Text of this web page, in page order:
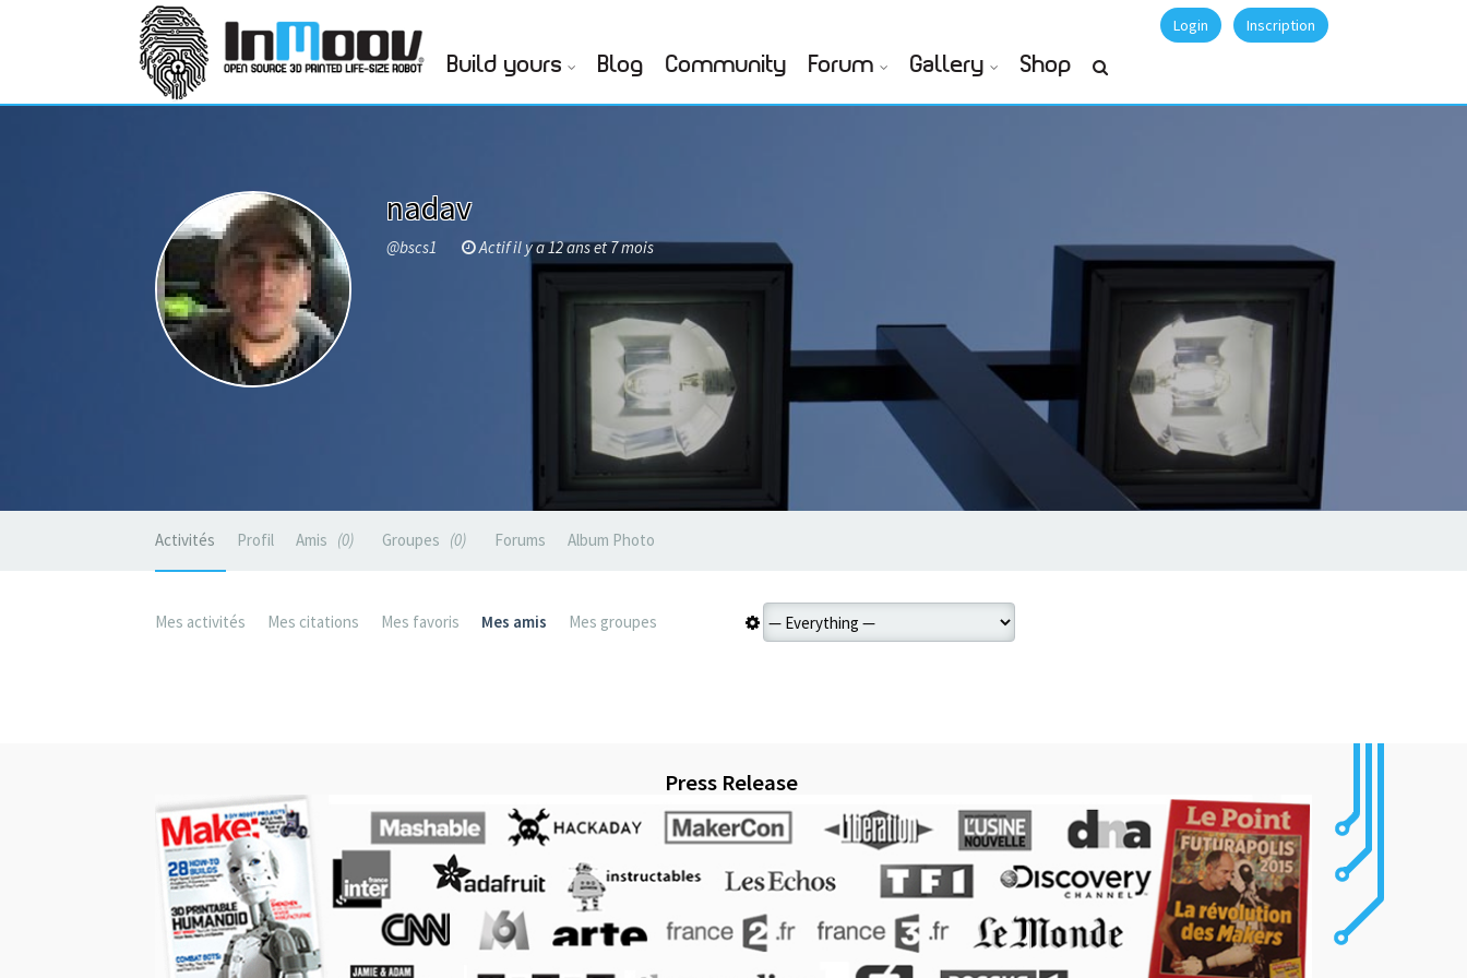
Login Inscription
Build yours Blog Community Forum Gallery Shop
nadav
@bscs1 Actif il y a 12 ans et 7 mois
Activités Profil Amis 0 Groupes 0 Forums Album Photo
Mes activités Mes citations Mes favoris Mes amis Mes groupes
Press Release